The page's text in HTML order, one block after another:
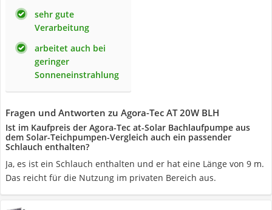
sehr gute
Verarbeitung
arbeitet auch bei
geringer
Sonneneinstrahlung
Fragen und Antworten zu Agora-Tec AT 20W BLH
Ist im Kaufpreis der Agora-Tec at-Solar Bachlaufpumpe aus
dem Solar-Teichpumpen-Vergleich auch ein passender
Schlauch enthalten?
Ja, es ist ein Schlauch enthalten und er hat eine Länge von 9 m.
Das reicht für die Nutzung im privaten Bereich aus.